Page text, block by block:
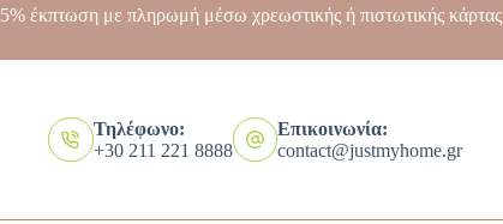
5% έκπτωση με πληρωμή μέσω χρεωστικής ή πιστωτικής κάρτας
Τηλέφωνο:
+30 211 221 8888
Επικοινωνία:
contact@justmyhome.gr